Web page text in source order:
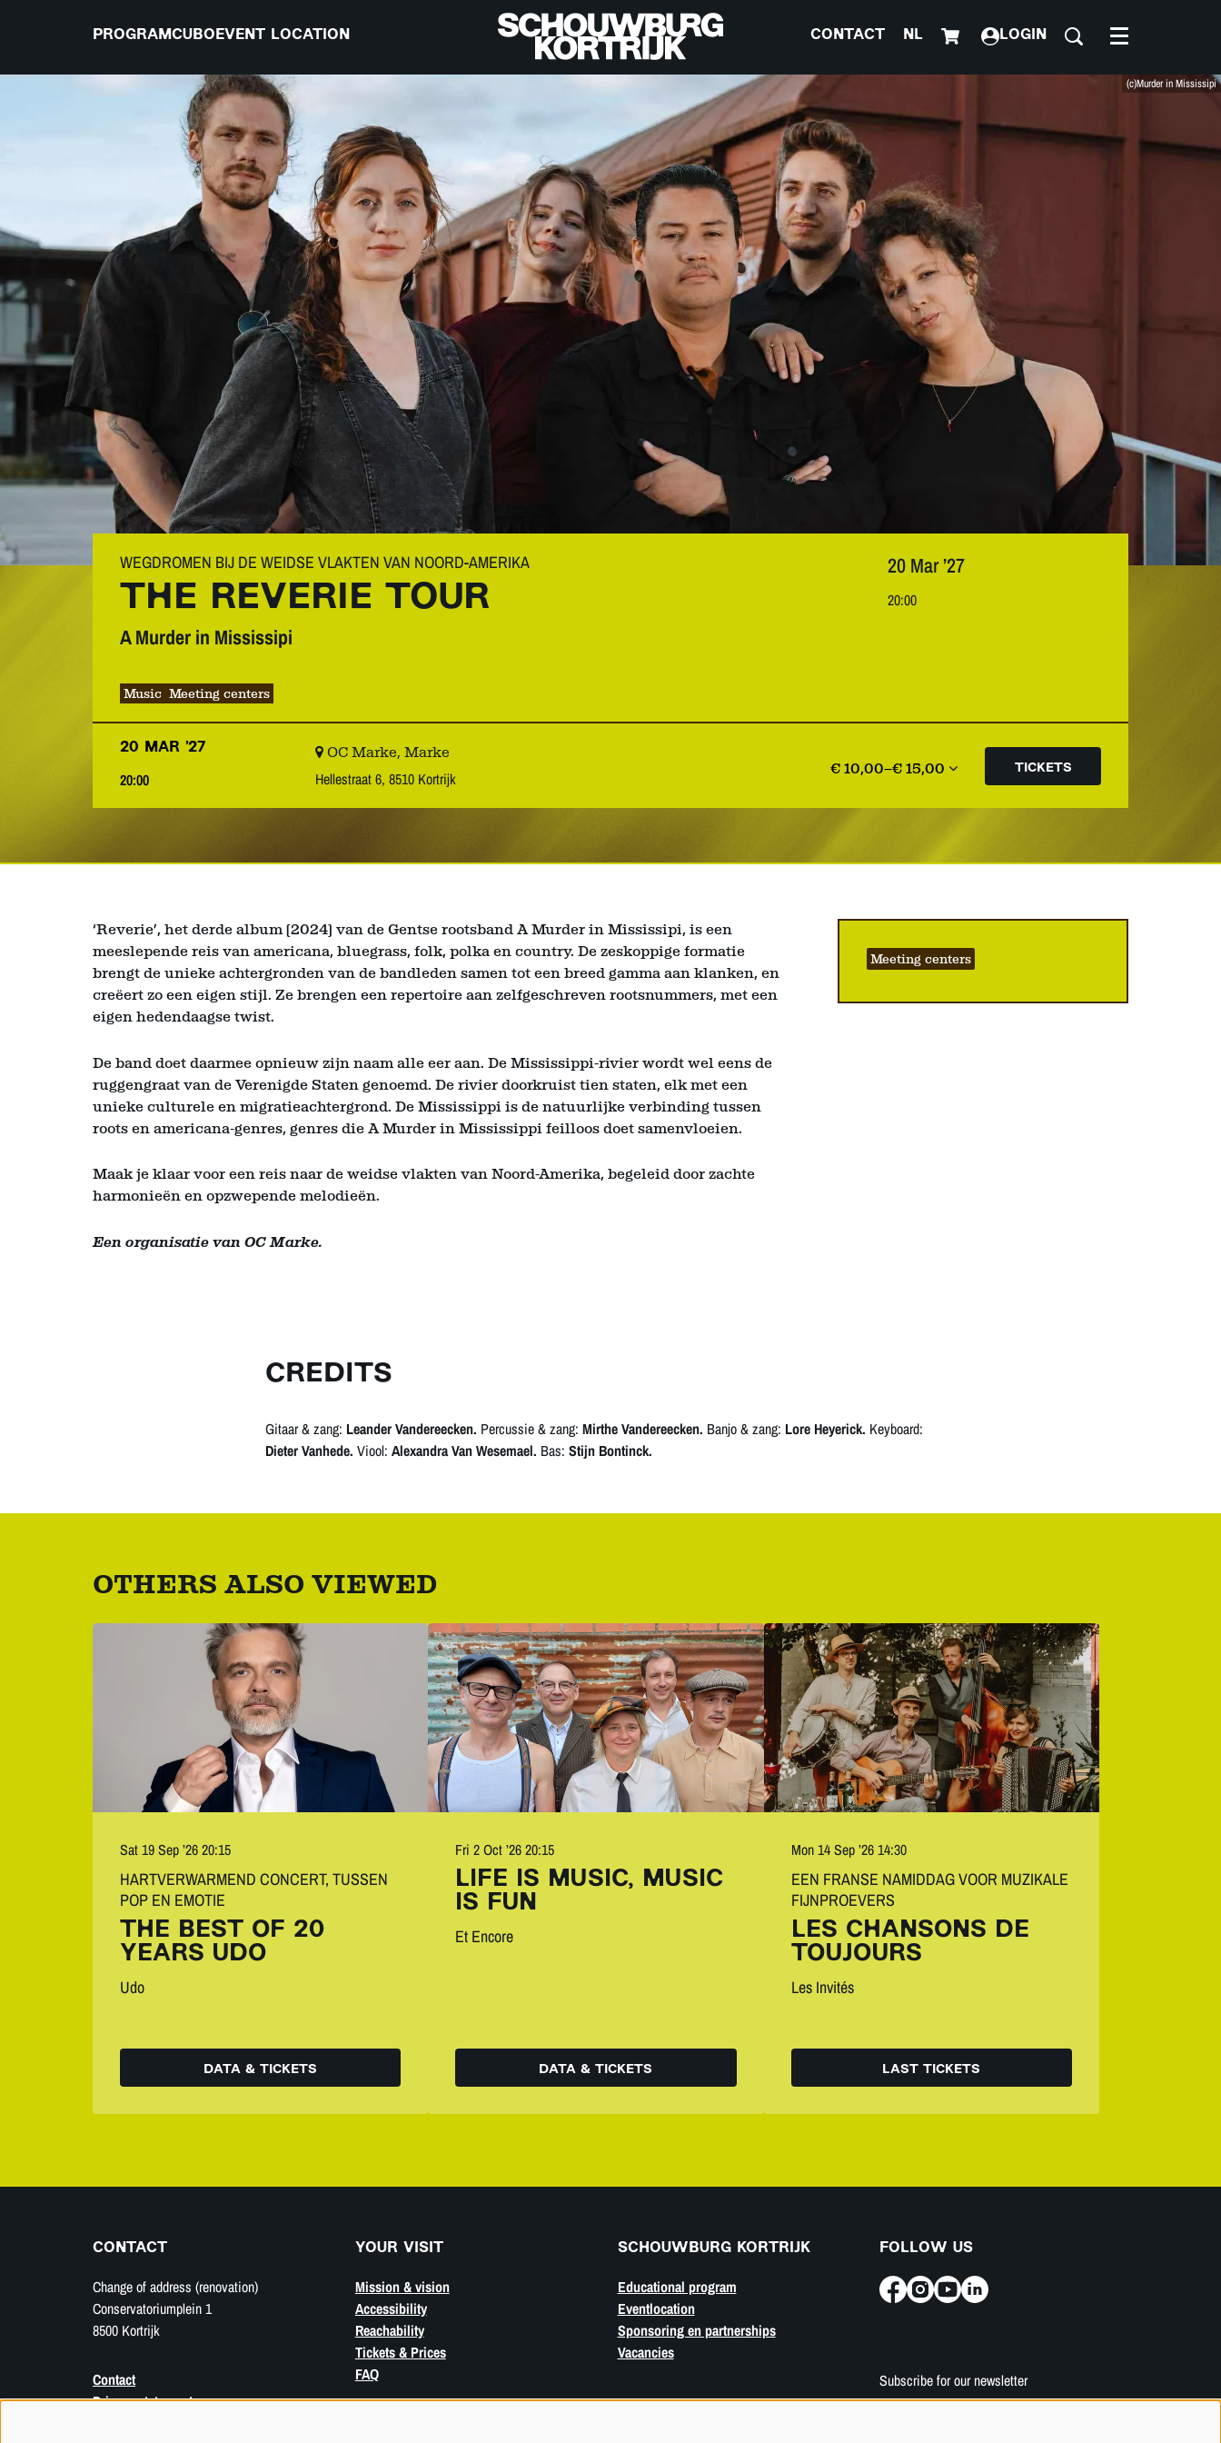
PROGRAMCUBOEVENT LOCATION CONTACT NL LOGIN Menu
(c)Murder in Mississipi
THE REVERIE TOUR
A Murder in Mississipi
WEGDROMEN BIJ DE WEIDSE VLAKTEN VAN NOORD-AMERIKA
Music Meeting centers
20 Mar ’27
20:00
20 MAR ’27
20:00
OC Marke, Marke
Hellestraat 6, 8510 Kortrijk
€ 10,00–€ 15,00 TICKETS
‘Reverie’, het derde album (2024) van de Gentse rootsband A Murder in Mississipi, is een
meeslepende reis van americana, bluegrass, folk, polka en country. De zeskoppige formatie
brengt de unieke achtergronden van de bandleden samen tot een breed gamma aan klanken, en
creëert zo een eigen stijl. Ze brengen een repertoire aan zelfgeschreven rootsnummers, met een
eigen hedendaagse twist.
De band doet daarmee opnieuw zijn naam alle eer aan. De Mississippi-rivier wordt wel eens de
ruggengraat van de Verenigde Staten genoemd. De rivier doorkruist tien staten, elk met een
unieke culturele en migratieachtergrond. De Mississippi is de natuurlijke verbinding tussen
roots en americana-genres, genres die A Murder in Mississippi feilloos doet samenvloeien.
Maak je klaar voor een reis naar de weidse vlakten van Noord-Amerika, begeleid door zachte
harmonieën en opzwepende melodieën.
Een organisatie van OC Marke.
Meeting centers
CREDITS
Gitaar & zang: Leander Vandereecken. Percussie & zang: Mirthe Vandereecken. Banjo & zang: Lore Heyerick. Keyboard:
Dieter Vanhede. Viool: Alexandra Van Wesemael. Bas: Stijn Bontinck.
OTHERS ALSO VIEWED
THE BEST OF 20
YEARS UDO
Udo
HARTVERWARMEND CONCERT, TUSSEN
POP EN EMOTIE
Sat 19 Sep ’2620:15
DATA & TICKETS
LIFE IS MUSIC, MUSIC
IS FUN
Et Encore
Fri 2 Oct ’2620:15
DATA & TICKETS
LES CHANSONS DE
TOUJOURS
Les Invités
EEN FRANSE NAMIDDAG VOOR MUZIKALE
FIJNPROEVERS
Mon 14 Sep ’2614:30
LAST TICKETS
CONTACT
Change of address (renovation)
Conservatoriumplein 1
8500 Kortrijk
Contact
Privacy statement
YOUR VISIT
Mission & vision
Accessibility
Reachability
Tickets & Prices
FAQ
SCHOUWBURG KORTRIJK
Educational program
Eventlocation
Sponsoring en partnerships
Vacancies
FOLLOW US
Subscribe for our newsletter